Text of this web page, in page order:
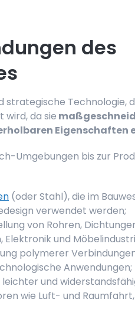
des
strategische Technologie,
da sie
Eigenschaften
Umgebungen bis zur
(oder Stahl), die im
verwendet werden;
von Rohren,
und
polymerer
Anwendungen;
leichter und
wie Luft- und